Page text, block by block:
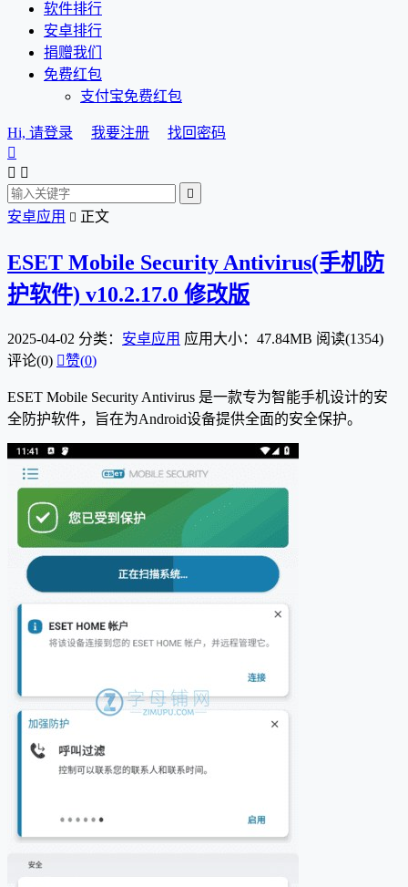
软件排行
安卓排行
捐赠我们
免费红包
支付宝免费红包
Hi, 请登录 我要注册
找回密码

 

安卓应用  正文
ESET Mobile Security Antivirus(手机防
护软件) v10.2.17.0 修改版
2025-04-02 分类： 安卓应用 应用大小：47.84MB 阅读(1354)
评论(0) 赞(0)
ESET Mobile Security Antivirus 是一款专为智能手机设计的安
全防护软件，旨在为Android设备提供全面的安全保护。